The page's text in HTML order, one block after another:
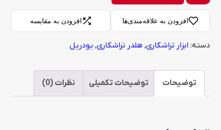
مدل
C32-
8D38-
سایز
38
افزودن به علاقه‌مندی‌ها افزودن به مقایسه
دسته: ابزار تراشکاری, هلدر تراشکاری, یودریل
توضیحات توضیحات تکمیلی نظرات (0)